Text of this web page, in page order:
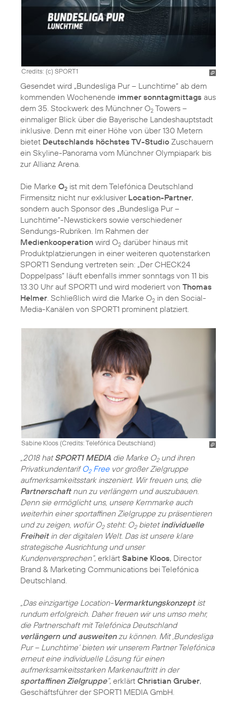
Credits: (c) SPORT1
Gesendet wird „Bundesliga Pur – Lunchtime“ ab dem
kommenden Wochenende immer sonntagmittags aus
dem 35. Stockwerk des Münchner O2 Towers –
einmaliger Blick über die Bayerische Landeshauptstadt
inklusive. Denn mit einer Höhe von über 130 Metern
bietet Deutschlands höchstes TV-Studio Zuschauern
ein Skyline-Panorama vom Münchner Olympiapark bis
zur Allianz Arena.
Die Marke O2 ist mit dem Telefónica Deutschland
Firmensitz nicht nur exklusiver Location-Partner,
sondern auch Sponsor des „Bundesliga Pur –
Lunchtime“-Newstickers sowie verschiedener
Sendungs-Rubriken. Im Rahmen der
Medienkooperation wird O2 darüber hinaus mit
Produktplatzierungen in einer weiteren quotenstarken
SPORT1 Sendung vertreten sein: „Der CHECK24
Doppelpass“ läuft ebenfalls immer sonntags von 11 bis
13.30 Uhr auf SPORT1 und wird moderiert von Thomas
Helmer. Schließlich wird die Marke O2 in den Social-
Media-Kanälen von SPORT1 prominent platziert.
Sabine Kloos (Credits: Telefónica Deutschland)
„2018 hatSPORT1 MEDIA die Marke O2und ihren
Privatkundentarif O2Freevor großer Zielgruppe
aufmerksamkeitsstark inszeniert. Wir freuen uns, die
Partnerschaftnun zu verlängern und auszubauen.
Denn sie ermöglicht uns, unsere Kernmarke auch
weiterhin einer sportaffinen Zielgruppe zu präsentieren
und zu zeigen, wofür O2steht: O2bietetindividuelle
Freiheitin der digitalen Welt. Das ist unsere klare
strategische Ausrichtung und unser
Kundenversprechen“, erklärt Sabine Kloos, Director
Brand & Marketing Communications bei Telefónica
Deutschland.
„Das einzigartige Location-Vermarktungskonzeptist
rundum erfolgreich. Daher freuen wir uns umso mehr,
die Partnerschaft mit Telefónica Deutschland
verlängern und ausweitenzu können. Mit ‚Bundesliga
Pur – Lunchtime‘ bieten wir unserem Partner Telefónica
erneut eine individuelle Lösung für einen
aufmerksamkeitsstarken Markenauftritt in der
sportaffinen Zielgruppe“, erklärt Christian Gruber,
Geschäftsführer der SPORT1 MEDIA GmbH.